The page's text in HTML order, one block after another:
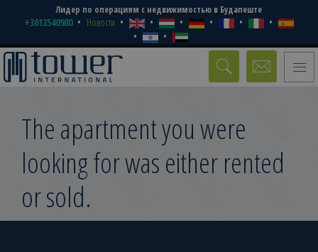
Лидер по операциям с недвижимостью в Будапеште
+3613540980 Новости
Toggle
The apartment you were
looking for was either rented
or sold.